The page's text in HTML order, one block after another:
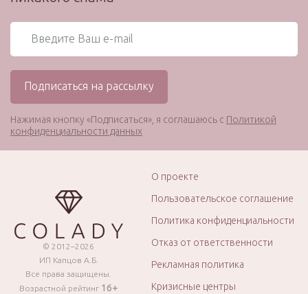
Нажимая кнопку «Подписаться», я соглашаюсь с Политикой
конфиденциальности данных
© 2012–2026
ИП Капцов А.Б.
Все права защищены.
Возрастной рейтинг 16+
О проекте
Пользовательское соглашение
Политика конфиденциальности
Отказ от ответственности
Рекламная политика
Кризисные центры